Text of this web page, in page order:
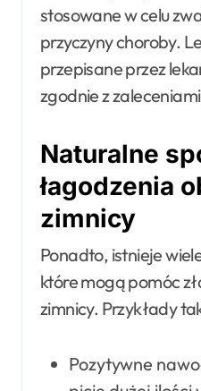
stosowane w celu
przyczyny choroby.
przepisane przez
zgodnie z
Naturalne
łagodzenia
zimnicy
Ponadto, istnieje
które mogą pomóc
zimnicy. Przykłady
Pozytywne